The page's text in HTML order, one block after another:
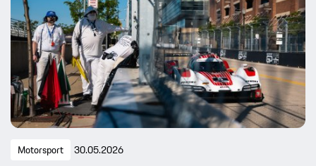
Motorsport 30.05.2026